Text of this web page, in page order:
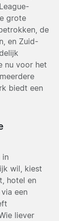
grote
de
en Zuid-
nu voor het
biedt een
in
wil, kiest
hotel en
een
liever